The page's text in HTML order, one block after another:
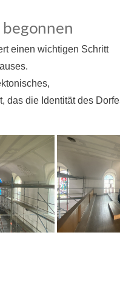
einen wichtigen Schritt
das die Identität des